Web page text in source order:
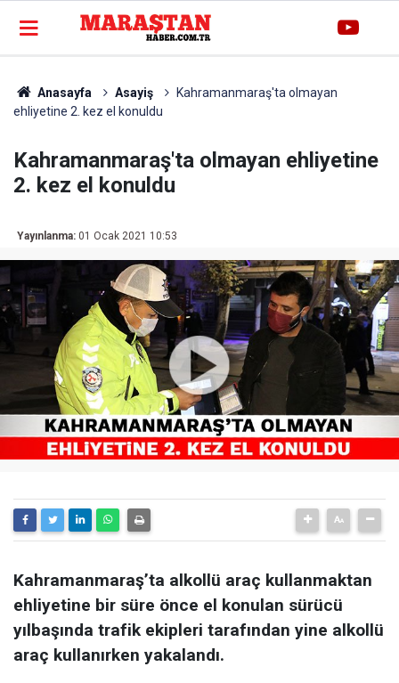
Anasayfa Asayiş
Kahramanmaraş'ta olmayan
ehliyetine 2. kez el konuldu
Kahramanmaraş'ta olmayan ehliyetine
2. kez el konuldu
Yayınlanma: 01 Ocak 2021 10:53
Kahramanmaraş’ta alkollü araç kullanmaktan
ehliyetine bir süre önce el konulan sürücü
yılbaşında trafik ekipleri tarafından yine alkollü
araç kullanırken yakalandı.